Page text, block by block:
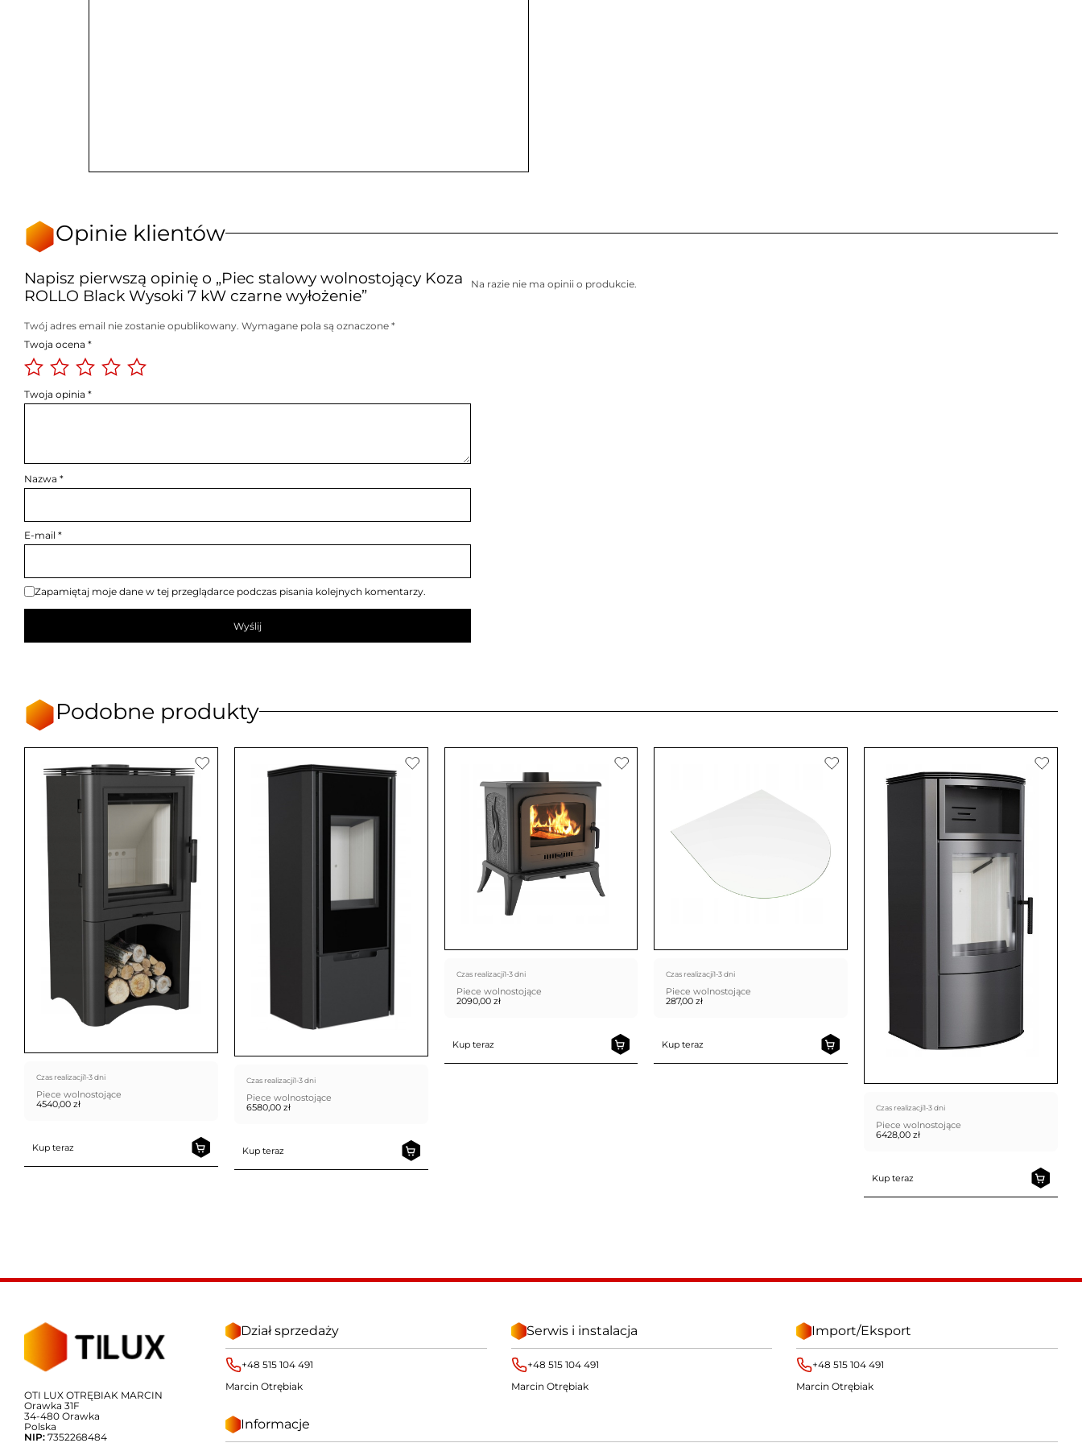
Opinie klientów
Na razie nie ma opinii o produkcie.
Napisz pierwszą opinię o „Piec stalowy wolnostojący Koza
ROLLO Black Wysoki 7 kW czarne wyłożenie”
Twój adres email nie zostanie opublikowany. Wymagane pola są oznaczone *
Twoja ocena *
Twoja opinia *
Nazwa *
E-mail *
Zapamiętaj moje dane w tej przeglądarce podczas pisania kolejnych komentarzy.
Podobne produkty
Czas realizacji1-3 dni
Piece wolnostojące
4540,00 zł
Kup teraz
Czas realizacji1-3 dni
Piece wolnostojące
6580,00 zł
Kup teraz
Czas realizacji1-3 dni
Piece wolnostojące
2090,00 zł
Kup teraz
Czas realizacji1-3 dni
Piece wolnostojące
287,00zł
Kup teraz
Czas realizacji1-3 dni
Piece wolnostojące
6428,00zł
Kup teraz
OTI LUX OTRĘBIAK MARCIN
Orawka 31F
34-480 Orawka
Polska
NIP: 7352268484
Dział sprzedaży
+48 515 104 491
Marcin Otrębiak
Serwis i instalacja
+48 515 104 491
Marcin Otrębiak
Import/Eksport
+48 515 104 491
Marcin Otrębiak
Informacje